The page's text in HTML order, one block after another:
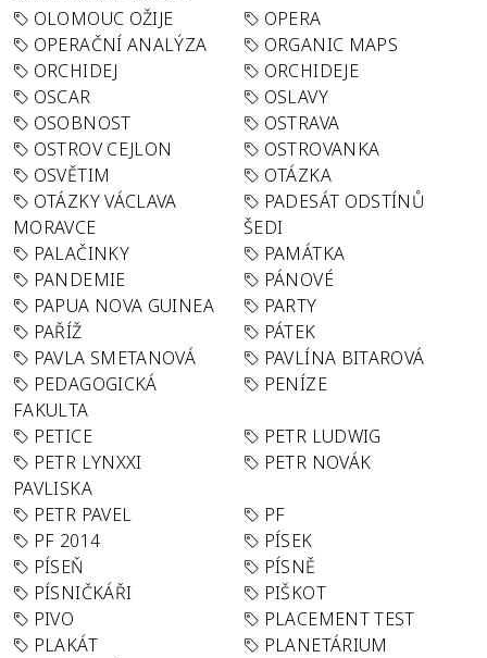
OLOMOUC OŽIJE
OPERA
OPERAČNÍ ANALÝZA
ORGANIC MAPS
ORCHIDEJ
ORCHIDEJE
OSCAR
OSLAVY
OSOBNOST
OSTRAVA
OSTROV CEJLON
OSTROVANKA
OSVĚTIM
OTÁZKA
OTÁZKY VÁCLAVA
MORAVCE
PADESÁT ODSTÍNŮ
ŠEDI
PALAČINKY
PAMÁTKA
PANDEMIE
PÁNOVÉ
PAPUA NOVA GUINEA
PARTY
PAŘÍŽ
PÁTEK
PAVLA SMETANOVÁ
PAVLÍNA BITAROVÁ
PEDAGOGICKÁ
FAKULTA
PENÍZE
PETICE
PETR LUDWIG
PETR LYNXXI
PAVLISKA
PETR NOVÁK
PETR PAVEL
PF
PF 2014
PÍSEK
PÍSEŇ
PÍSNĚ
PÍSNIČKÁŘI
PIŠKOT
PIVO
PLACEMENT TEST
PLAKÁT
PLANETÁRIUM